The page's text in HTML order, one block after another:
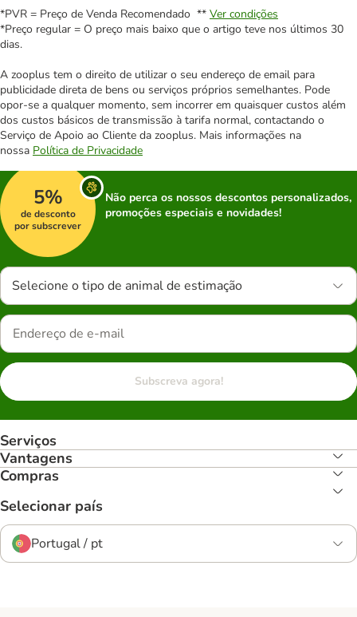
*PVR = Preço de Venda Recomendado ** Ver condições
*Preço regular = O preço mais baixo que o artigo teve nos últimos 30
dias.
A zooplus tem o direito de utilizar o seu endereço de email para
publicidade direta de bens ou serviços próprios semelhantes. Pode
opor-se a qualquer momento, sem incorrer em quaisquer custos além
dos custos básicos de transmissão à tarifa normal, contactando o
Serviço de Apoio ao Cliente da zooplus. Mais informações na
nossa Política de Privacidade
5%
de desconto
por subscrever
Não perca os nossos descontos personalizados,
promoções especiais e novidades!
Selecione o tipo de animal de estimação
Subscreva agora!
Serviços
Vantagens
Compras
Selecionar país
Portugal / pt